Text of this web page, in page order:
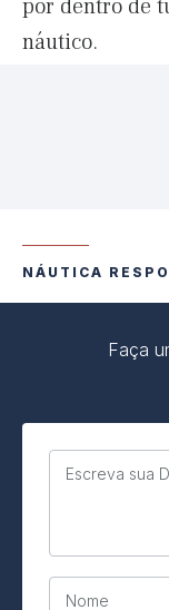
por dentro de
náutico.
NÁUTICA
Faça
Escreva sua
Nome